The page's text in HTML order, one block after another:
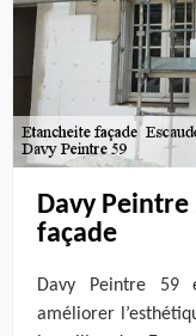
Davy
façade
Davy Peintre 59
améliorer